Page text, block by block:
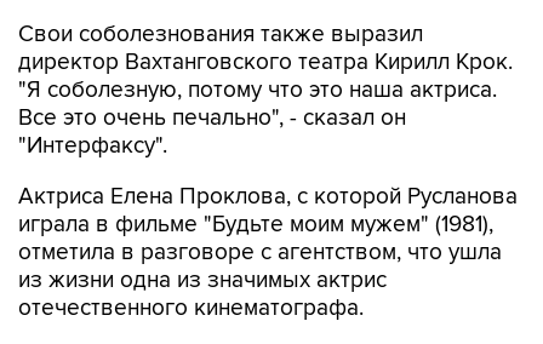
Свои соболезнования также выразил
директор Вахтанговского театра Кирилл Крок.
"Я соболезную, потому что это наша актриса.
Все это очень печально", - сказал он
"Интерфаксу".
Актриса Елена Проклова, с которой Русланова
играла в фильме "Будьте моим мужем" (1981),
отметила в разговоре с агентством, что ушла
из жизни одна из значимых актрис
отечественного кинематографа.